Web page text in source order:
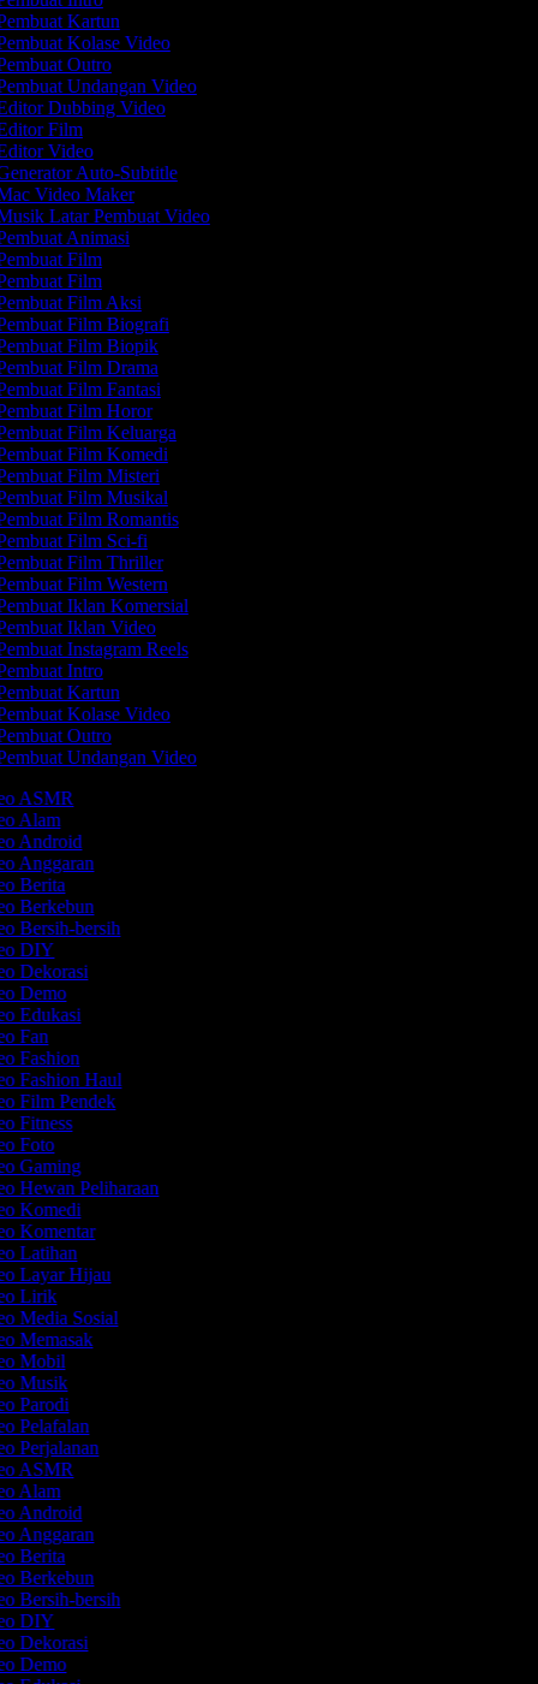
Kartun
Kolase Video
Outro
Undangan Video
Dubbing Video
Film
Video
Auto-Subtitle
Video Maker
Latar Pembuat Video
Animasi
Film
Film
Film Aksi
Film Biografi
Film Biopik
Film Drama
Film Fantasi
Film Horor
Film Keluarga
Film Komedi
Film Misteri
Film Musikal
Film Romantis
Film Sci-fi
Film Thriller
Film Western
Iklan Komersial
Iklan Video
Instagram Reels
Intro
Kartun
Kolase Video
Outro
Undangan Video
ASMR
Alam
Android
Anggaran
Berita
Berkebun
Bersih-bersih
DIY
Dekorasi
Demo
Edukasi
Fan
Fashion
Fashion Haul
Film Pendek
Fitness
Foto
Gaming
Hewan Peliharaan
Komedi
Komentar
Latihan
Layar Hijau
Lirik
Media Sosial
Memasak
Mobil
Musik
Parodi
Pelafalan
Perjalanan
ASMR
Alam
Android
Anggaran
Berita
Berkebun
Bersih-bersih
DIY
Dekorasi
Demo